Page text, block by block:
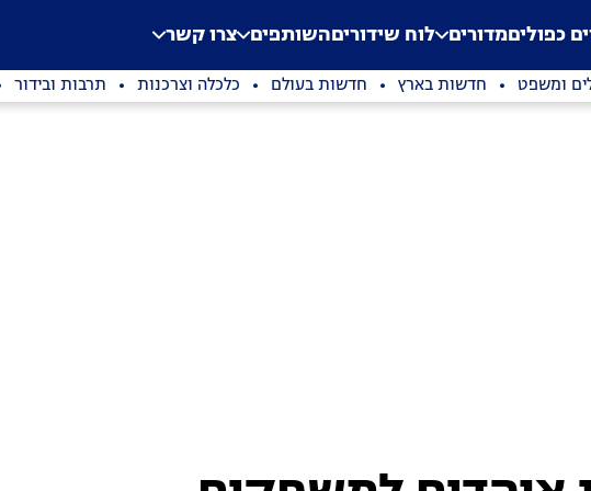
Application error: a
. כפוליםמדורים לוח שידוריםהשותפים צרו קשר
ומשפט חדשות בארץ חדשות בעולם כלכלה וצרכנות תרבות ובידור